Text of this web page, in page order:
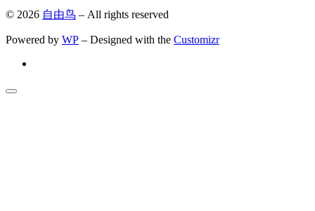
© 2026 自由鸟 – All rights reserved
Powered by WP – Designed with the Customizr